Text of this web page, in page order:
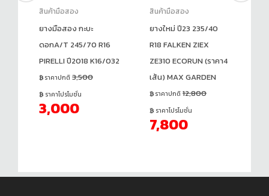
สินค้ามือสอง
ยางมือสอง กะบะ
ดอกA/T 245/70 R16
PIRELLI ปี2018 K16/032
ราคาปกติ 3,500
ราคาโปรโมชั่น
3,000
สินค้ามือสอง
ยางใหม่ ปี23 235/40
R18 FALKEN ZIEX
ZE310 ECORUN (ราคา4
เส้น) MAX GARDEN
ราคาปกติ 12,800
ราคาโปรโมชั่น
7,800